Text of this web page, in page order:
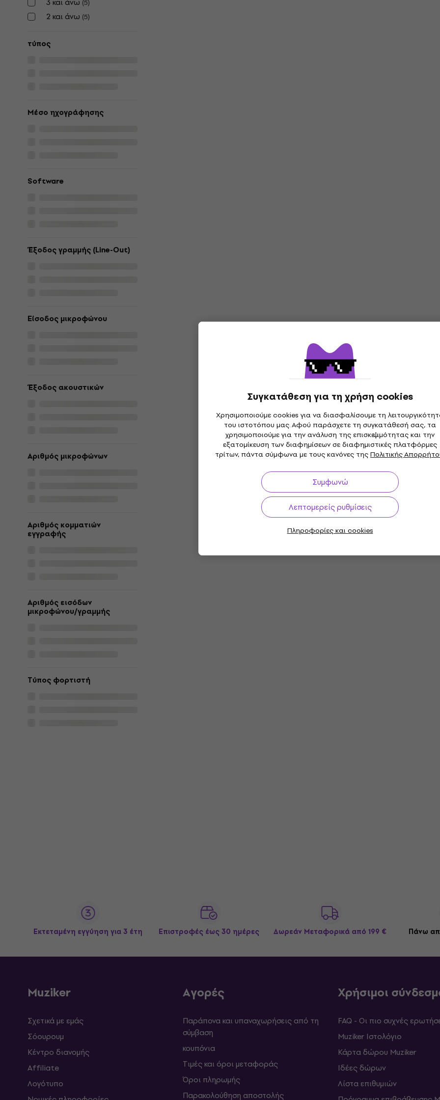
Συγκατάθεση για τη χρήση cookies
Χρησιμοποιούμε cookies για να διασφαλίσουμε τη
του ιστοτόπου μας. Αφού παράσχετε τη συγκατάθεσή σας, τα
χρησιμοποιούμε για την ανάλυση της επισκεψιμότητας και την
εξατομίκευση των διαφημίσεων σε διαφημιστικές πλατφόρμες
τρίτων, πάντα σύμφωνα με τους κανόνες τηςΠολιτικής
Συμφωνώ
Λεπτομερείς ρυθμίσεις
Πληροφορίες και cookies
(5)
2 και άνω (5)
τύπος
Μέσο ηχογράφησης
Software
Έξοδος γραμμής (Line-Out)
Είσοδος μικροφώνου
Έξοδος ακουστικών
Αριθμός μικροφώνων
Αριθμός κομματιών
εγγραφής
Αριθμός εισόδων
μικροφώνου/γραμμής
Τύπος φορτιστή
Εκτεταμένη εγγύηση για 3 έτη Επιστροφές έως 30 ημέρες Δωρεάν Μεταφορικά από 199 € Πάνω
Muziker
Σχετικά με εμάς
Σόουρουμ
Κέντρο διανομής
Affiliate
Λογότυπο
Αγορές
Παράπονα και υπαναχωρήσεις από τη
σύμβαση
κουπόνια
Τιμές και όροι μεταφοράς
Όροι πληρωμής
Παρακολούθηση αποστολής
Χρήσιμοι
FAQ - Οι πιο συχνές
Muziker Ιστολόγιο
Κάρτα δώρου Muziker
Ιδέες δώρων
Λίστα επιθυμιών